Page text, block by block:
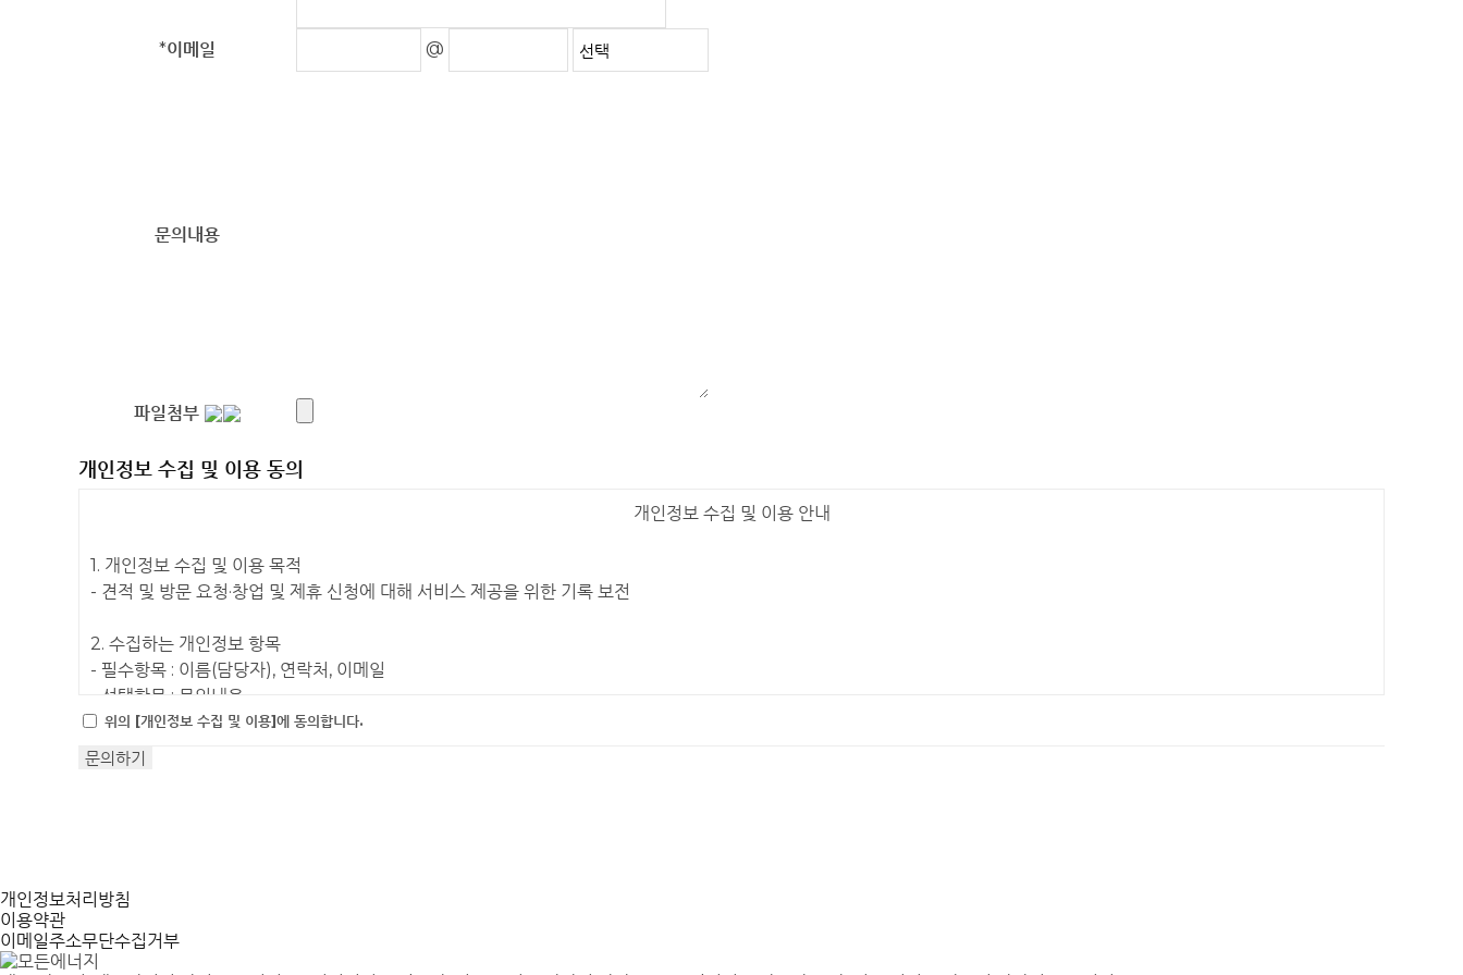
*이메일 @
문의내용
파일첨부
개인정보 수집 및 이용 동의
개인정보 수집 및 이용 안내
1. 개인정보 수집 및 이용 목적
- 견적 및 방문 요청·창업 및 제휴 신청에 대해 서비스 제공을 위한 기록 보전
2. 수집하는 개인정보 항목
- 필수항목 : 이름(담당자), 연락처, 이메일
- 선택항목 : 문의내용
3.개인정보의 이용기간
위의 [개인정보 수집 및 이용]에 동의합니다.
개인정보처리방침
이용약관
이메일주소무단수집거부